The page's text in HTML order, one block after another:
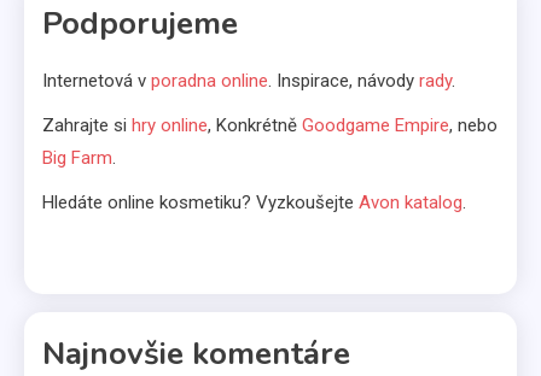
Prenájom kávovarov
2
slobodné mamičky?
3
Podporujeme
Internetová v poradna online. Inspirace, návody rady.
Zahrajte si hry online, Konkrétně Goodgame Empire, nebo
Big Farm.
Hledáte online kosmetiku? Vyzkoušejte Avon katalog.
Najnovšie komentáre